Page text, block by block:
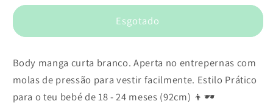
Esgotado
Body manga curta branco. Aperta no entrepernas com
molas de pressão para vestir facilmente. Estilo Prático
para o teu bebé de 18 - 24 meses (92cm) 👦🕶️